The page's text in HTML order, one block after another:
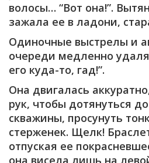
волосы… “Вот она!”.
зажала ее в ладони,
Одиночные выстрелы и
очереди медленно
его куда-то, гад!”.
Она двигалась
рук, чтобы дотянуться
скважины, просунуть
стерженек. Щелк!
отпуская ее